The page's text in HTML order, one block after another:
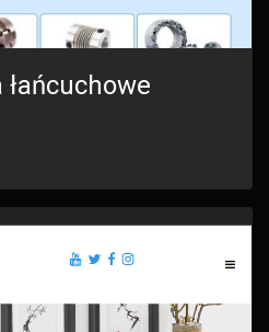
łańcuchowe